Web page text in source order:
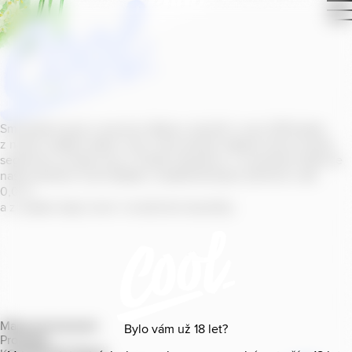
Bylo vám už 18 let?
Smícháním piva s ovocnou šťávou vytvořil v roce
z našich sládků
segmentu na bázi piva v České republice. V současné době se
naše portfolio Cool skládá z nealkoholických příchutí s alk.
0
a z nealko řady Cool+ s funkčními benefity.
Mapa provozoven
Produkty